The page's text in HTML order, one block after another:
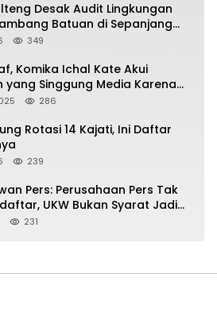
Desak Audit Lingkungan
Batuan di Sepanjang
349
Komika Ichal Kate Akui
yang Singgung Media Karena
286
Rotasi 14 Kajati, Ini Daftar
239
Pers: Perusahaan Pers Tak
UKW Bukan Syarat Jadi
231